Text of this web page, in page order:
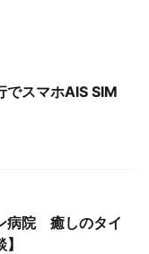
スマホAIS SIM
病院 癒しのタイ